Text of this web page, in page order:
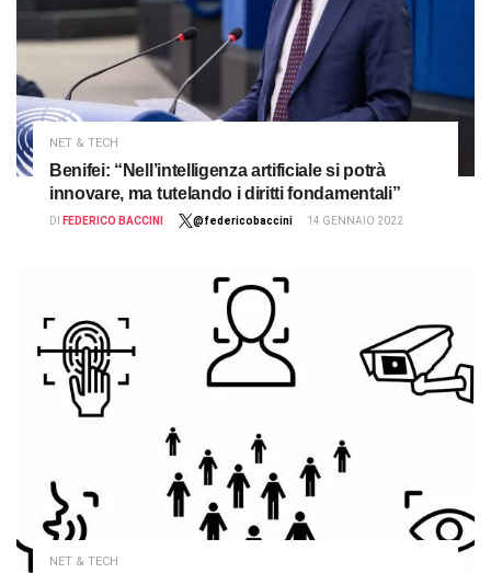
NET & TECH
Benifei: “Nell’intelligenza artificiale si potrà
innovare, ma tutelando i diritti fondamentali”
DI FEDERICO BACCINI @federicobaccini 14 GENNAIO 2022
NET & TECH